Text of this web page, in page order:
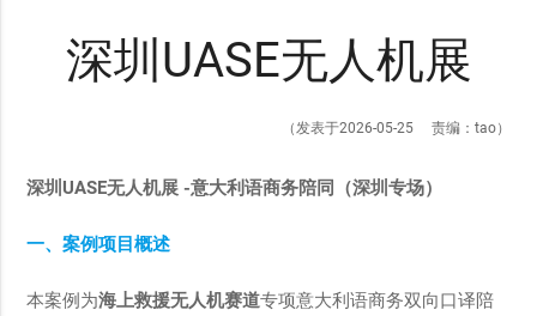
深圳UASE无人机展
（发表于2026-05-25 责编：tao）
深圳UASE无人机展 -意大利语商务陪同 （深圳专场）
一、案例项目概述
本案例为海上救援无人机赛道专项意大利语商务双向口译陪